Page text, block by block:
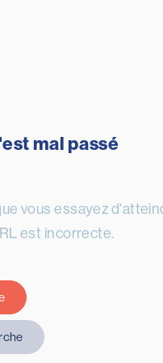
mal passé
vous essayez
est incorrecte.